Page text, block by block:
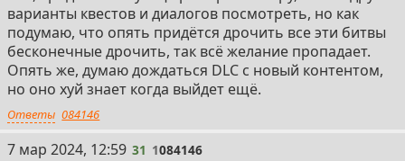
варианты квестов и диалогов посмотреть, но как
подумаю, что опять придётся дрочить все эти битвы
бесконечные дрочить, так всё желание пропадает.
Опять же, думаю дождаться DLC с новый контентом,
но оно хуй знает когда выйдет ещё.
Ответы 084146
31
7 мар 2024, 12:59 31 1084146